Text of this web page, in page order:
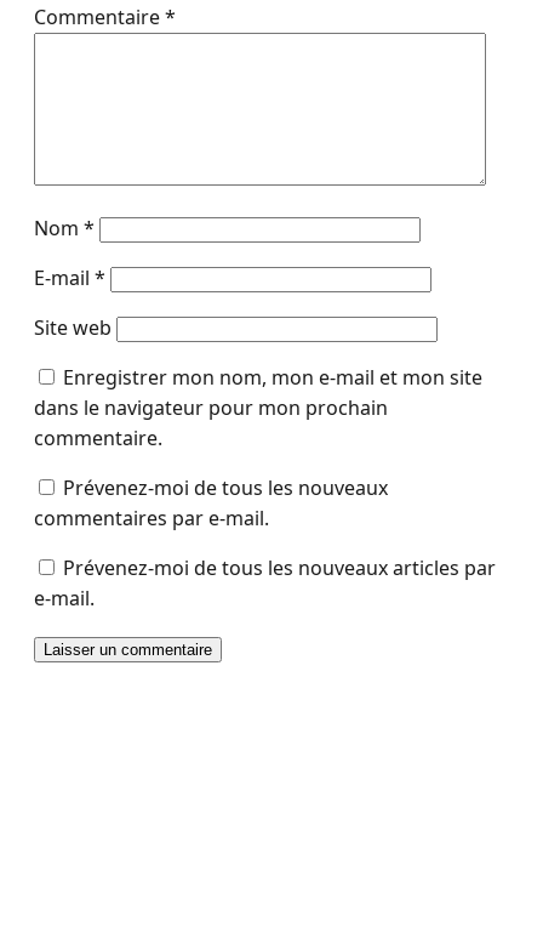
Commentaire*
Nom *
E-mail *
Site web
Enregistrer mon nom, mon e-mail et mon site
dans le navigateur pour mon prochain
commentaire.
Prévenez-moi de tous les nouveaux
commentaires par e-mail.
Prévenez-moi de tous les nouveaux articles par
e-mail.